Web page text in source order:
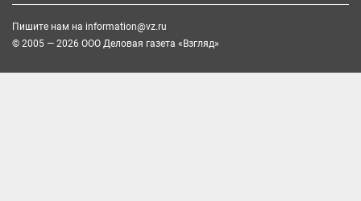
Пишите нам на information@vz.ru
© 2005 — 2026 ООО Деловая газета «Взгляд»